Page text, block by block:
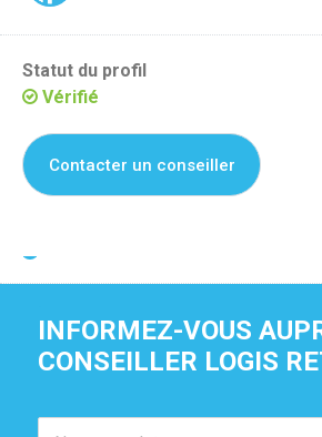
Statut du profil
Vérifié
Contacter un conseiller
INFORMEZ-VOUS
CONSEILLER LOGIS